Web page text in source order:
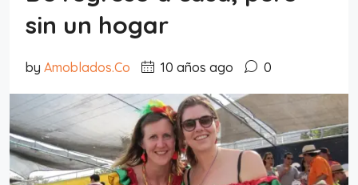
sin un hogar
by Amoblados.Co 10 años ago 0